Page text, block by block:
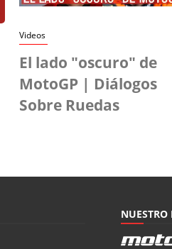
Videos
El lado "oscuro" de
MotoGP | Diálogos
Sobre Ruedas
NUESTRO